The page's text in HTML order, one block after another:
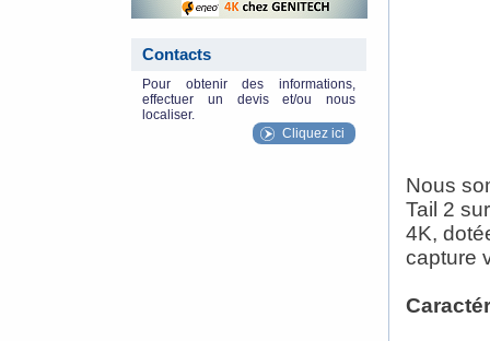
Contacts
Pour obtenir des informations,
effectuer un devis et/ou nous
localiser.
Cliquez ici
Nous
Tail 2
4K,
capture